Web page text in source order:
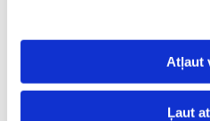
Atļaut
Ļaut
pieejama pieprasītā RĪGA